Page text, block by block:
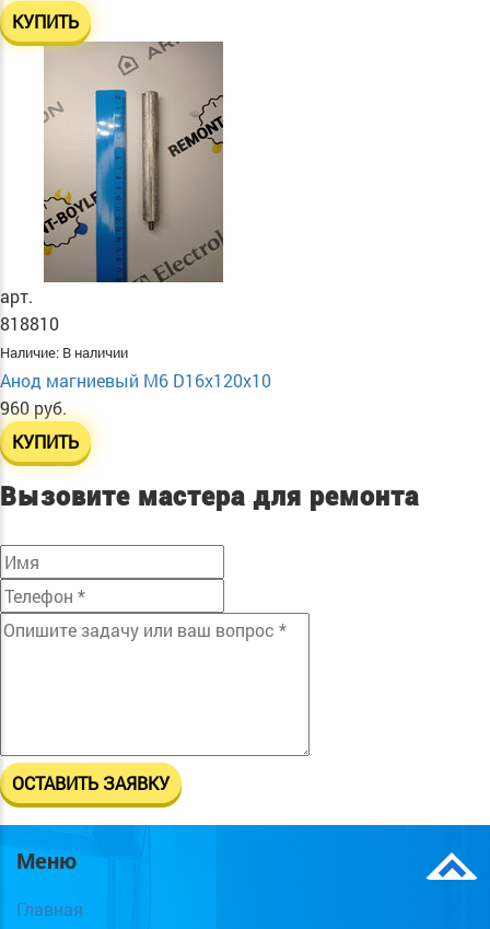
КУПИТЬ
арт.
818810
Наличие: В наличии
Анод магниевый М6 D16х120х10
960 руб.
КУПИТЬ
Вызовите мастера для ремонта
Меню
Главная